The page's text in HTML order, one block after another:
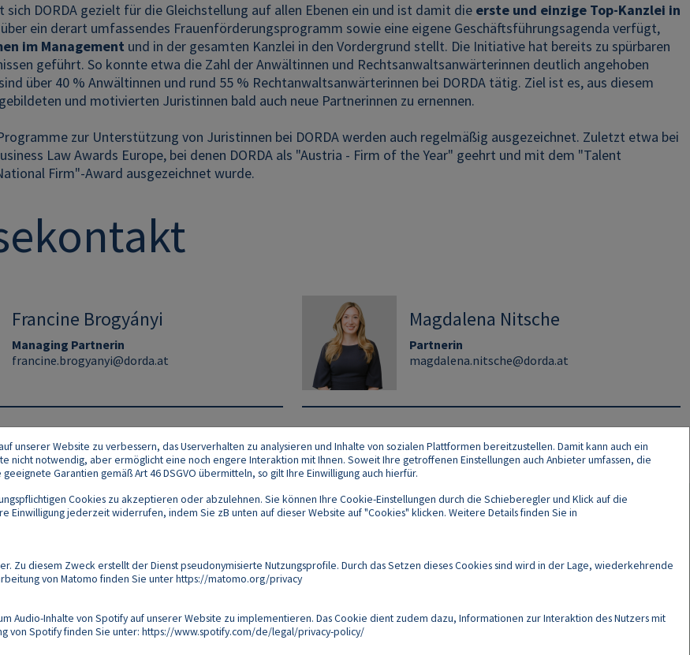
sich DORDA gezielt für die Gleichstellung auf allen Ebenen ein und ist damit die erste und einzige Top-Kanzlei in
ein derart umfassendes Frauenförderungsprogramm sowie eine eigene Geschäftsführungsagenda verfügt,
im Management und in der gesamten Kanzlei in den Vordergrund stellt. Die Initiative hat bereits zu spürbaren
geführt. So konnte etwa die Zahl der Anwältinnen und Rechtsanwaltsanwärterinnen deutlich angehoben
über 40 % Anwältinnen und rund 55 % Rechtanwaltsanwärterinnen bei DORDA tätig. Ziel ist es, aus diesem
und motivierten Juristinnen bald auch neue Partnerinnen zu ernennen.
zur Unterstützung von Juristinnen bei DORDA werden auch regelmäßig ausgezeichnet. Zuletzt etwa bei
Law Awards Europe, bei denen DORDA als "Austria - Firm of the Year" geehrt und mit dem "Talent
Firm"-Award ausgezeichnet wurde.
Francine Brogyányi
Managing Partnerin
francine.brogyanyi@dorda.at
Magdalena Nitsche
Partnerin
magdalena.nitsche@dorda.at
Footer
unserer Website zu verbessern, das Userverhalten zu analysieren und Inhalte von sozialen Plattformen bereitzustellen. Damit kann auch ein
nicht notwendig, aber ermöglicht eine noch engere Interaktion mit Ihnen. Soweit Ihre getroffenen Einstellungen auch Anbieter umfassen, die
Garantien gemäß Art 46 DSGVO übermitteln, so gilt Ihre Einwilligung auch hierfür.
Cookies zu akzeptieren oder abzulehnen. Sie können Ihre Cookie-Einstellungen durch die Schieberegler und Klick auf die
Einwilligung jederzeit widerrufen, indem Sie zB unten auf dieser Website auf "Cookies" klicken. Weitere Details finden Sie in
Zu diesem Zweck erstellt der Dienst pseudonymisierte Nutzungsprofile. Durch das Setzen dieses Cookies sind wird in der Lage, wiederkehrende
von Matomo finden Sie unterhttps://matomo.org/privacy
Audio-Inhalte von Spotify auf unserer Website zu implementieren. Das Cookie dient zudem dazu, Informationen zur Interaktion des Nutzers mit
von Spotify finden Sie unter: https://www.spotify.com/de/legal/privacy-policy/
Follow us on: